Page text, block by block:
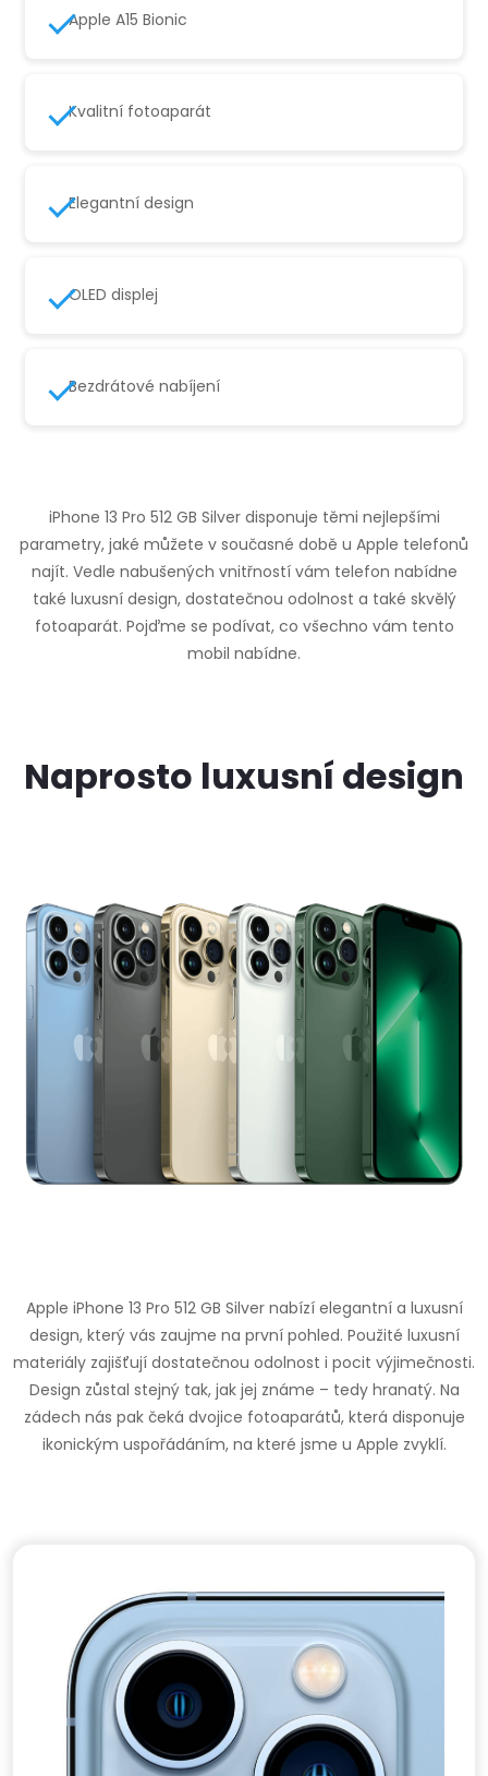
Apple A15 Bionic
Kvalitní fotoaparát
Elegantní design
OLED displej
Bezdrátové nabíjení
iPhone 13 Pro 512 GB Silver disponuje těmi nejlepšími
parametry, jaké můžete v současné době u Apple telefonů
najít. Vedle nabušených vnitřností vám telefon nabídne
také luxusní design, dostatečnou odolnost a také skvělý
fotoaparát. Pojďme se podívat, co všechno vám tento
mobil nabídne.
Naprosto luxusní design
Apple iPhone 13 Pro 512 GB Silver nabízí elegantní a luxusní
design, který vás zaujme na první pohled. Použité luxusní
materiály zajišťují dostatečnou odolnost i pocit výjimečnosti.
Design zůstal stejný tak, jak jej známe – tedy hranatý. Na
zádech nás pak čeká dvojice fotoaparátů, která disponuje
ikonickým uspořádáním, na které jsme u Apple zvyklí.